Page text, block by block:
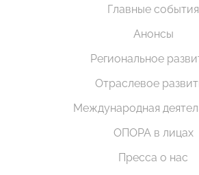
Главные события
Анонсы
Региональное
Отраслевое
Международная
ОПОРА в лицах
Пресса о нас